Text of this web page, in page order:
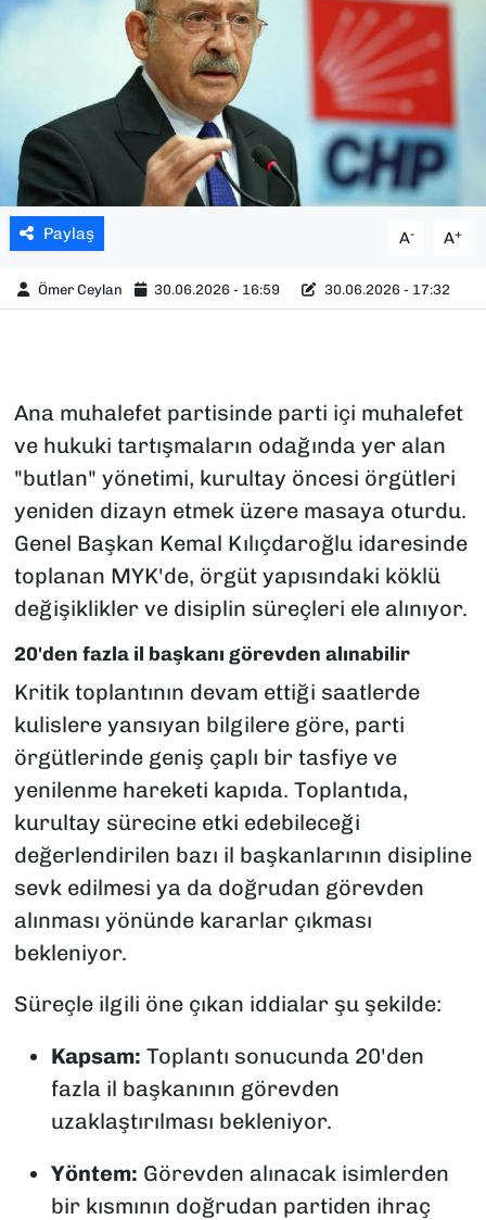
Paylaş A- A+
Ömer Ceylan 30.06.2026 - 16:59 30.06.2026 - 17:32
Ana muhalefet partisinde parti içi muhalefet
ve hukuki tartışmaların odağında yer alan
"butlan" yönetimi, kurultay öncesi örgütleri
yeniden dizayn etmek üzere masaya oturdu.
Genel Başkan Kemal Kılıçdaroğlu idaresinde
toplanan MYK'de, örgüt yapısındaki köklü
değişiklikler ve disiplin süreçleri ele alınıyor.
20'den fazla il başkanı görevden alınabilir
Kritik toplantının devam ettiği saatlerde
kulislere yansıyan bilgilere göre, parti
örgütlerinde geniş çaplı bir tasfiye ve
yenilenme hareketi kapıda. Toplantıda,
kurultay sürecine etki edebileceği
değerlendirilen bazı il başkanlarının disipline
sevk edilmesi ya da doğrudan görevden
alınması yönünde kararlar çıkması
bekleniyor.
Süreçle ilgili öne çıkan iddialar şu şekilde:
Kapsam: Toplantı sonucunda 20'den
fazla il başkanının görevden
uzaklaştırılması bekleniyor.
Yöntem: Görevden alınacak isimlerden
bir kısmının doğrudan partiden ihraç